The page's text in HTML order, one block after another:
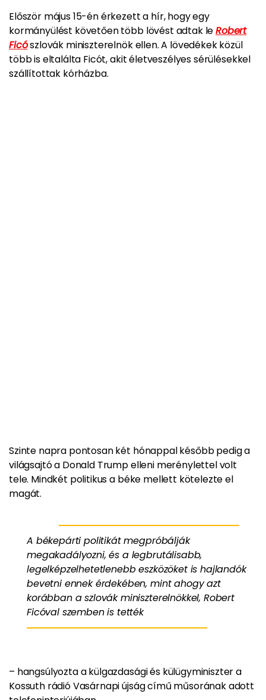
Először május 15-én érkezett a hír, hogy egy
kormányülést követően több lövést adtak leRobert
Ficószlovák miniszterelnök ellen. A lövedékek közül
több is eltalálta Ficót, akit életveszélyes sérülésekkel
szállítottak kórházba.
Szinte napra pontosan két hónappal később pedig a
világsajtó a Donald Trump elleni merénylettel volt
tele. Mindkét politikus a béke mellett kötelezte el
magát.
A békepárti politikát megpróbálják
megakadályozni, és a legbrutálisabb,
legelképzelhetetlenebb eszközöket is hajlandók
bevetni ennek érdekében, mint ahogy azt
korábban a szlovák miniszterelnökkel, Robert
Ficóval szemben is tették
– hangsúlyozta a külgazdasági és külügyminiszter a
Kossuth rádió Vasárnapi újság című műsorának adott